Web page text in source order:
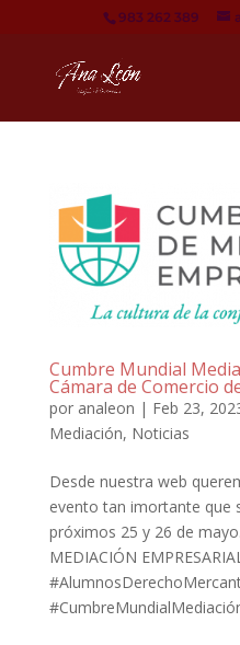
983 262 389
Cumbre Mundial
Cámara de Comercio
por analeon | Feb 23,
Mediación, Noticias
Desde nuestra web
evento tan imortante que
próximos 25 y 26 de
MEDIACIÓN